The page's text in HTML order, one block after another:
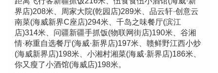
界店)208米、周家大院(乾园店)289米、品云轩·创意云
南菜(海威新界C座店)294米、千岛之味餐厅(滨江
店)314米、问疆新疆手抓饭(物联网街店)190米、谷湘
情·称重自选餐厅(海威·新界店)197米、赣鲜野江西小炒
(海威新界店)198米、小湘村湘菜(海威·新界店)186米、
你又瘦了小酒馆(海威店)198米。